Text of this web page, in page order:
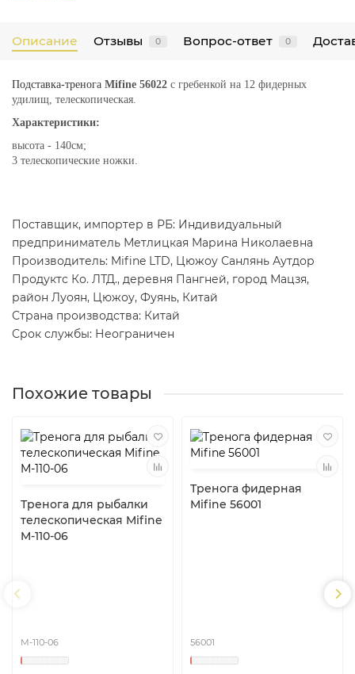
Описание Отзывы 0 Вопрос-ответ 0
Подставка-тренога Mifine 56022 с гребенкой на 12 фидерных
удилищ, телескопическая.
Характеристики:
высота - 140см;
3 телескопические ножки.
Поставщик, импортер в РБ: Индивидуальный
предприниматель Метлицкая Марина Николаевна
Производитель: Mifine LTD, Цюжоу Санлянь Аутдор
Продуктс Ко. ЛТД., деревня Пангней, город Мацзя,
район Луоян, Цюжоу, Фуянь, Китай
Страна производства: Китай
Срок службы: Неограничен
Похожие товары
Тренога для рыбалки
телескопическая Mifine
M-110-06
M-110-06
Тренога фидерная
Mifine 56001
56001